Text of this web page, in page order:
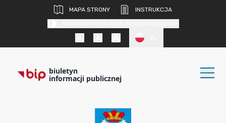
MAPA STRONY
INSTRUKCJA
biuletyn
informacji publicznej